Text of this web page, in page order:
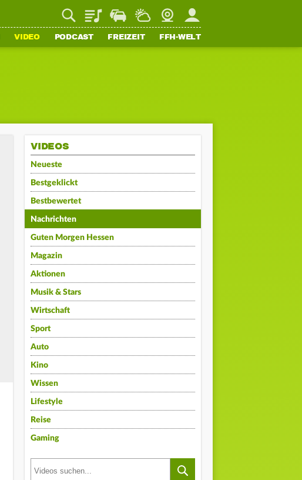
PlaylistStaupilotWetterWebcamMein FFH
VIDEO PODCAST FREIZEIT FFH-WELT
VIDEOS
Neueste
Bestgeklickt
Bestbewertet
Nachrichten
Guten Morgen Hessen
Magazin
Aktionen
Musik & Stars
Wirtschaft
Sport
Auto
Kino
Wissen
Lifestyle
Reise
Gaming